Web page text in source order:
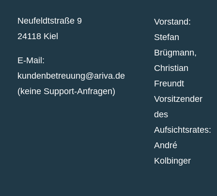
Neufeldtstraße 9
24118 Kiel
E-Mail:
kundenbetreuung@ariva.de
(keine Support-Anfragen)
Vorstand:
Stefan
Brügmann,
Christian
Freundt
Vorsitzender
des
Aufsichtsrates:
André
Kolbinger